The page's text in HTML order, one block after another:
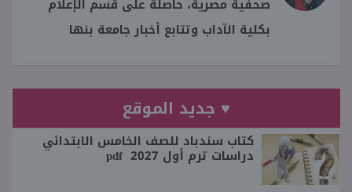
صحفية مصرية، حاصلة على قسم الإعلام
بكلية الآداب وتتابع أخبار جامعة بنها
♥ جديد الموقع
كتاب سندباد للصف الخامس الابتدائي
دراسات ترم أول 2027 pdf